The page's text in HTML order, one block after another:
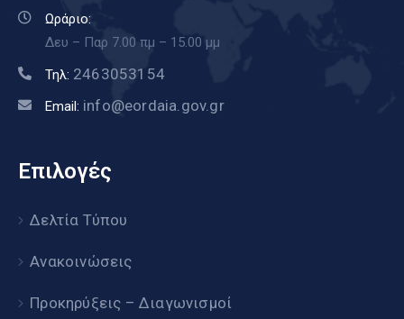
Ωράριο:
Δευ – Παρ 7.00 πμ – 15.00 μμ
Τηλ: 2463053154
Email: info@eordaia.gov.gr
Επιλογές
Δελτία Τύπου
Ανακοινώσεις
Προκηρύξεις – Διαγωνισμοί